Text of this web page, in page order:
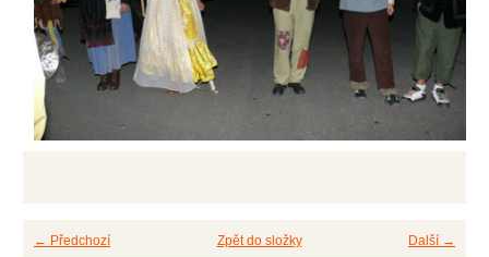
← Předchozí Další →
Zpět do složky